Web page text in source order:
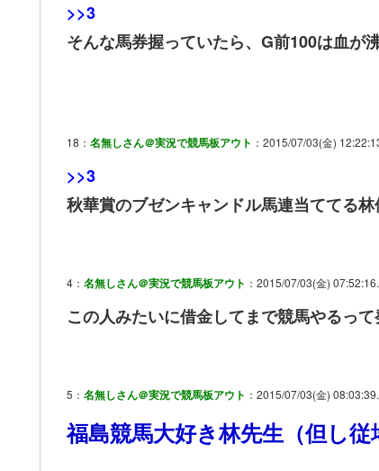
>>3
そんな馬券握っていたら、G前100は血が
18： 名無しさん＠実況で競馬板アウト ：2015/07/03(金)
>>3
秋華賞のブゼンキャンドル馬連当ててる林
4： 名無しさん＠実況で競馬板アウト ：2015/07/03(金)
この人みたいに借金してまで競馬やるっ
5： 名無しさん＠実況で競馬板アウト ：2015/07/03(金)
福島競馬大好き林先生（但し従